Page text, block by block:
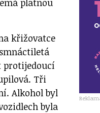
platnou
křižovatce
protijedoucí
Tři
Alkohol byl
byla